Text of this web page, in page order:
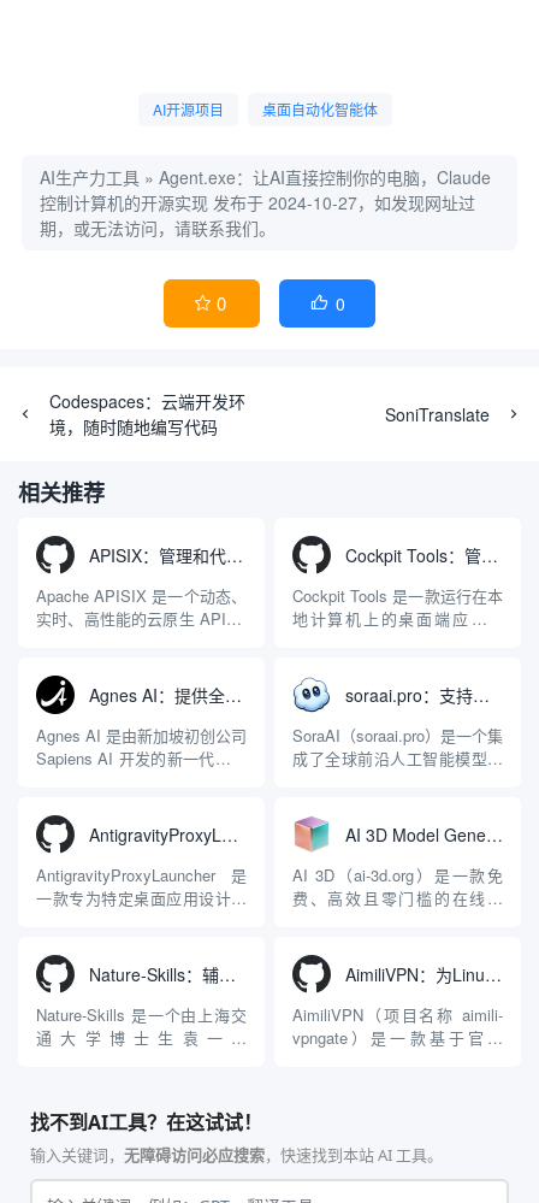
AI开源项目 桌面自动化智能体
AI生产力工具 » Agent.exe：让AI直接控制你的电脑，Claude
控制计算机的开源实现 发布于 2024-10-27，如发现网址过
期，或无法访问，请联系我们。
 0  0
Codespaces：云端开发环
境，随时随地编写代码
SoniTranslate
相关推荐
APISIX：管理和代理API及大模型流量的高性能网关
Apache APISIX 是一个动态、
实时、高性能的云原生 API 网
LuaJIT 构建，并在 2019 年作
为顶级开源项目捐赠给
Apache 软件基金会。APISIX
彻底摒...
Cockpit Tools：管理多个AI编程IDE账号与配置多开独立实例的本地桌面应用
Cockpit Tools 是一款运行在本
地计算机上的桌面端应用程
程助手的账号与运行环境而设
计。它目前支持包括
Antigravity IDE、Codex、
GitHub Copilo...
Agnes AI：提供全模态模型免费API、支持图文视频生成与复杂工程执行的智能体平台
Agnes AI 是由新加坡初创公司
Sapiens AI 开发的新一代多模
限制，提供集文本、图像、视
频生成于一体的“全模态”大模
型能力。平台的核心产品矩阵
包括主打自动化工作流的
soraai.pro：支持多模型文字转视频和图像生成的在线创作工具
SoraAI（soraai.pro）是一个集
成了全球前沿人工智能模型的
者、营销人员及广大用户提供
一站式、开箱即用的视觉内容
生成解决方案。网站的核心优
势在于其强大的多模型聚合能
AntigravityProxyLauncher：免TUN全局代理使用Antigravity IDE
AntigravityProxyLauncher 是
一款专为特定桌面应用设计的
Windows 平台。当用户使用桌
面版 Gemini 客户端或
Antigravity IDE ...
AI 3D Model Generator：通过文本和图像快速生成3D模型的在线工具
AI 3D（ai-3d.org）是一款免
费、高效且零门槛的在线AI
动Seed 3D两大行业领先的AI
模型架构，致力于帮助用户无
需掌握复杂的3D拓扑知识或昂
贵的专业软件，即可在...
Nature-Skills：辅助撰写学术论文和绘制科研图表的智能体插件
Nature-Skills 是一个由上海交
通大学博士生袁一哲
合，专为顶级学术期刊（如
Nature、Science、Cell 等）
的论文撰写与发表流程设计。
该工具集以智能体插...
AimiliVPN：为Linux提供纯净出站家庭IP的VPN代理网关
AimiliVPN（项目名称 aimili-
vpngate）是一款基于官方
纯 Python 标准库编写，用户
无需安装...
找不到AI工具？在这试试！
输入关键词， 无障碍访问必应搜索，快速找到本站 AI 工具。